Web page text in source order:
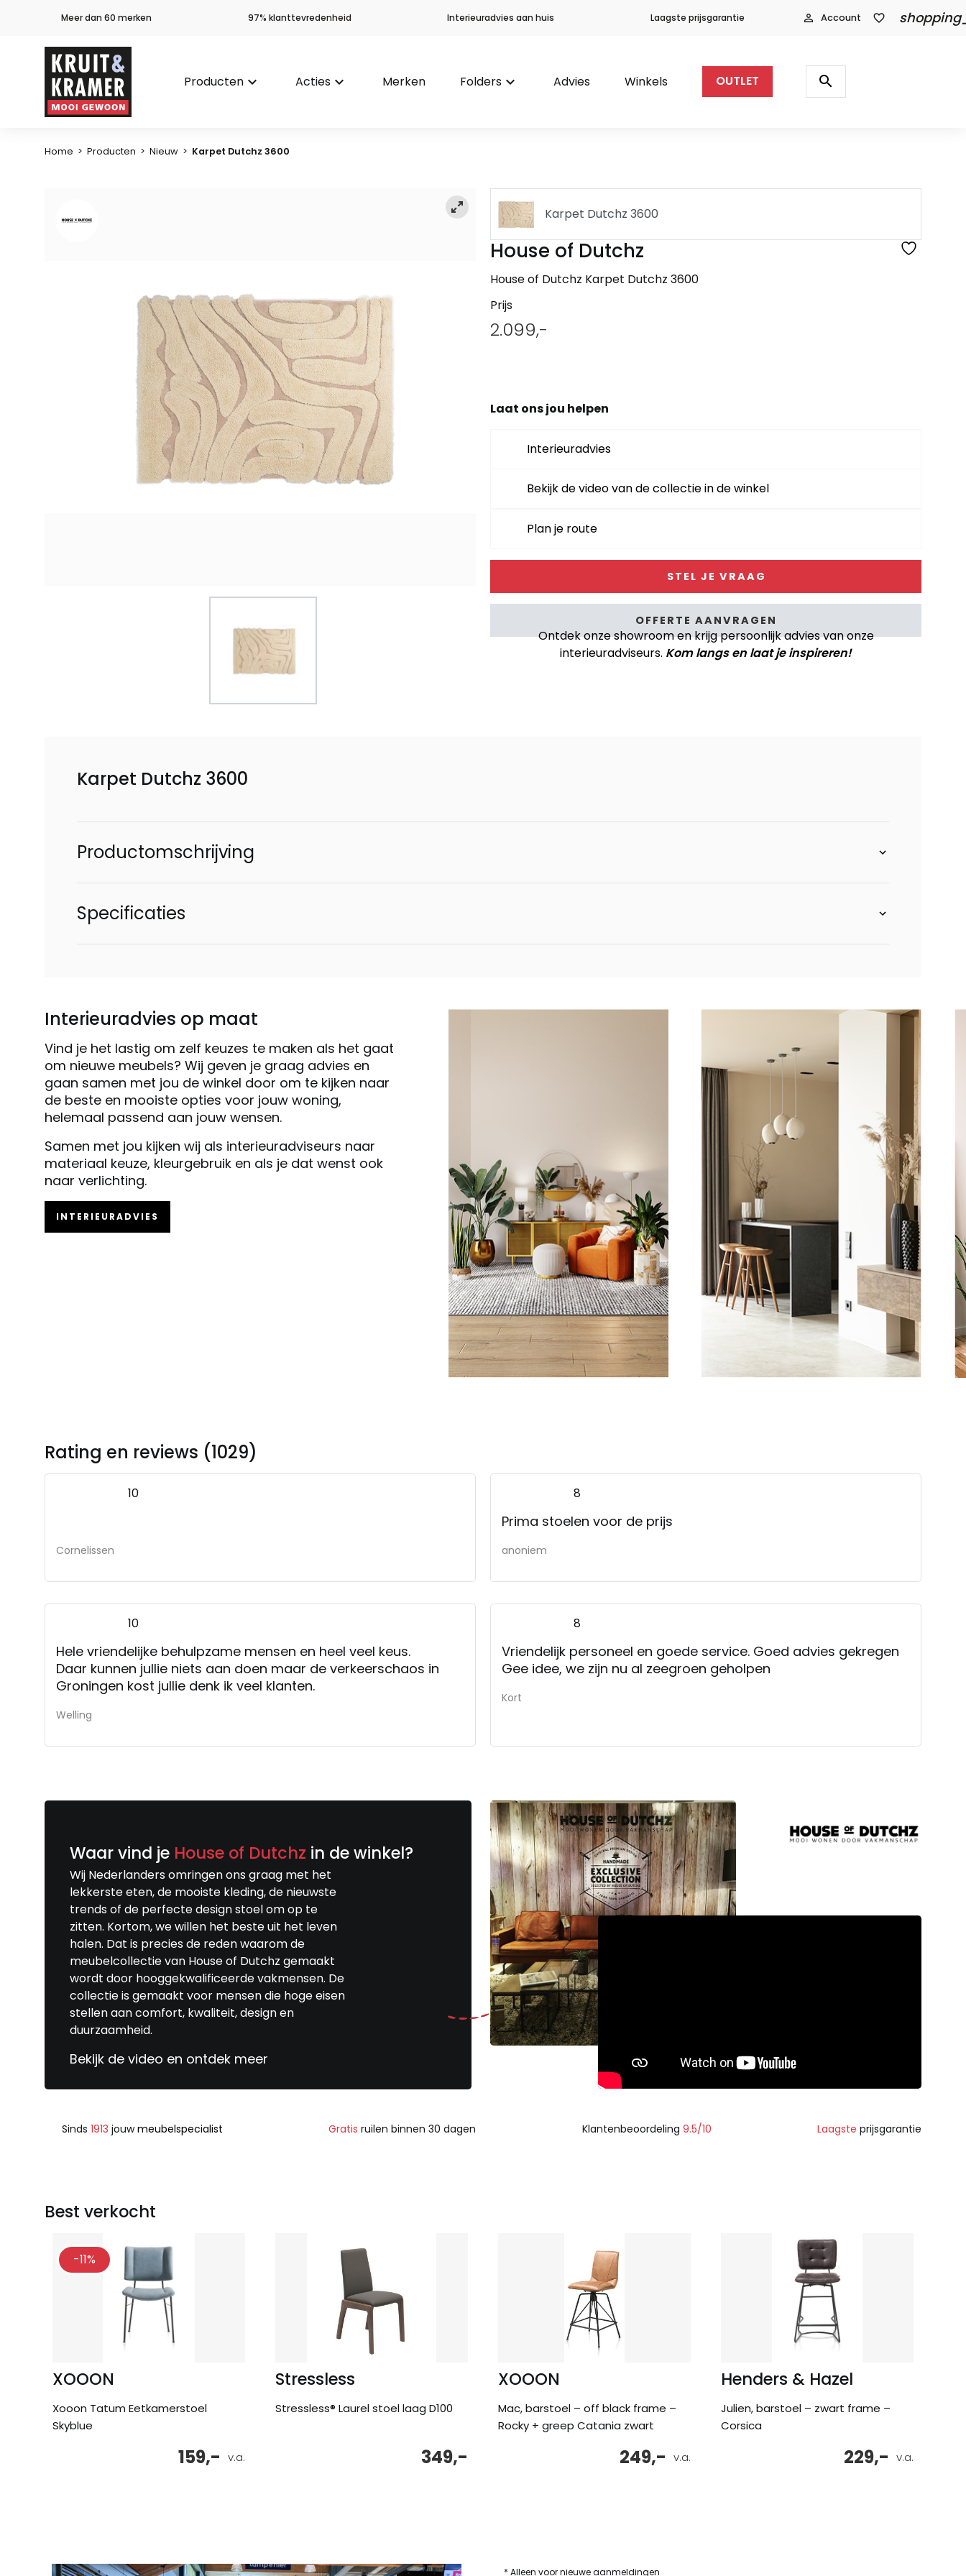
Meer dan 60 merken 97% klanttevredenheid Interieuradvies aan huis Laagste prijsgarantie person_outline Account favorite_border
Producten keyboard_arrow_down Acties keyboard_arrow_down Merken Folders keyboard_arrow_down Advies Winkels OUTLET
Producten
zoeken
search
Home > Producten > Nieuw > Karpet Dutchz 3600
Karpet Dutchz 3600
House of Dutchz
House of Dutchz Karpet Dutchz 3600
Prijs
2.099,-
Laat ons jou helpen
Interieuradvies
Bekijk de video van de collectie in de winkel
Plan je route
STEL JE VRAAG
OFFERTE AANVRAGEN
Ontdek onze showroom en krijg persoonlijk advies van onze
interieuradviseurs. Kom langs en laat je inspireren!
Karpet Dutchz 3600
Productomschrijving
Specificaties
Interieuradvies op maat
Vind je het lastig om zelf keuzes te maken als het gaat
om nieuwe meubels? Wij geven je graag advies en
gaan samen met jou de winkel door om te kijken naar
de beste en mooiste opties voor jouw woning,
helemaal passend aan jouw wensen.
Samen met jou kijken wij als interieuradviseurs naar
materiaal keuze, kleurgebruik en als je dat wenst ook
naar verlichting.
INTERIEURADVIES
Rating en reviews (1029)
10
Cornelissen
8
Prima stoelen voor de prijs
anoniem
10
Hele vriendelijke behulpzame mensen en heel veel keus.
Daar kunnen jullie niets aan doen maar de verkeerschaos in
Groningen kost jullie denk ik veel klanten.
Welling
8
Vriendelijk personeel en goede service. Goed advies gekregen
Gee idee, we zijn nu al zeegroen geholpen
Kort
Waar vind je House of Dutchz in de winkel?
Wij Nederlanders omringen ons graag met het
lekkerste eten, de mooiste kleding, de nieuwste
trends of de perfecte design stoel om op te
zitten. Kortom, we willen het beste uit het leven
halen. Dat is precies de reden waarom de
meubelcollectie van House of Dutchz gemaakt
wordt door hooggekwalificeerde vakmensen. De
collectie is gemaakt voor mensen die hoge eisen
stellen aan comfort, kwaliteit, design en
duurzaamheid.
Bekijk de video en ontdek meer
Sinds 1913 jouwmeubelspecialist Gratis ruilen binnen 30 dagen Klantenbeoordeling 9.5/10 Laagste prijsgarantie
Best verkocht
-11%
XOOON
Xooon Tatum Eetkamerstoel
Skyblue
v.a.
159,-
Stressless
Stressless® Laurel stoel laag D100
349,-
XOOON
Mac, barstoel – off black frame –
Rocky + greep Catania zwart
v.a.
249,-
Henders & Hazel
Julien, barstoel – zwart frame –
Corsica
v.a.
229,-
* Alleen voor nieuwe aanmeldingen